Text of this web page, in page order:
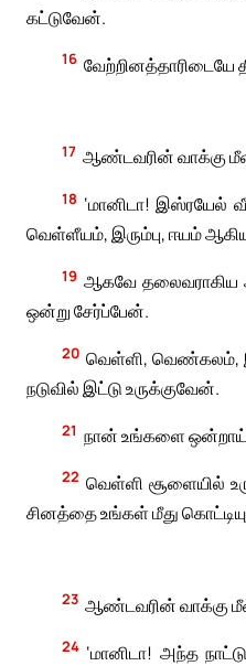
கட்டுவேன்.
16
17 ஆண்டவரின் வாக்கு
18 ‘மானிடா! இஸ்ரயேல்
வெள்ளீயம், இரும்பு, ஈயம்
19 ஆகவே தலைவராகிய
ஒன்று சேர்ப்பேன்.
20 வெள்ளி, வெண்கலம்,
நடுவில் இட்டு உருக்குவேன்.
21 நான் உங்களை
22 வெள்ளி சூளையில்
சினத்தை உங்கள் மீது
23 ஆண்டவரின் வாக்கு
24 ‘மானிடா! அந்த